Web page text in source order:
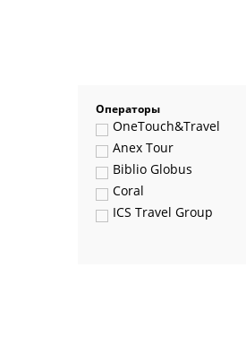
Операторы
OneTouch&Travel
Anex Tour
Biblio Globus
Coral
ICS Travel Group